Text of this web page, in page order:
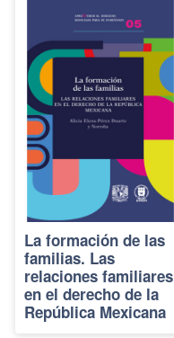
La formación de las
familias. Las
relaciones familiares
en el derecho de la
República Mexicana